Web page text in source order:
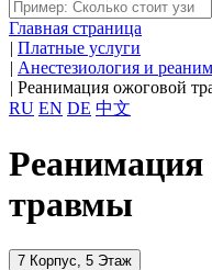
Главная страница
| Платные услуги
| Анестезиология и
| Реанимация ожоговой
RU EN DE 中文
Реанимация
травмы
7 Корпус, 5 Этаж